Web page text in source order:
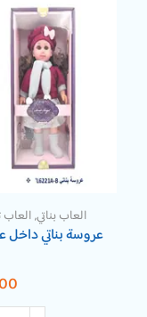
العاب بناتي,العاب
عروسة بناتي